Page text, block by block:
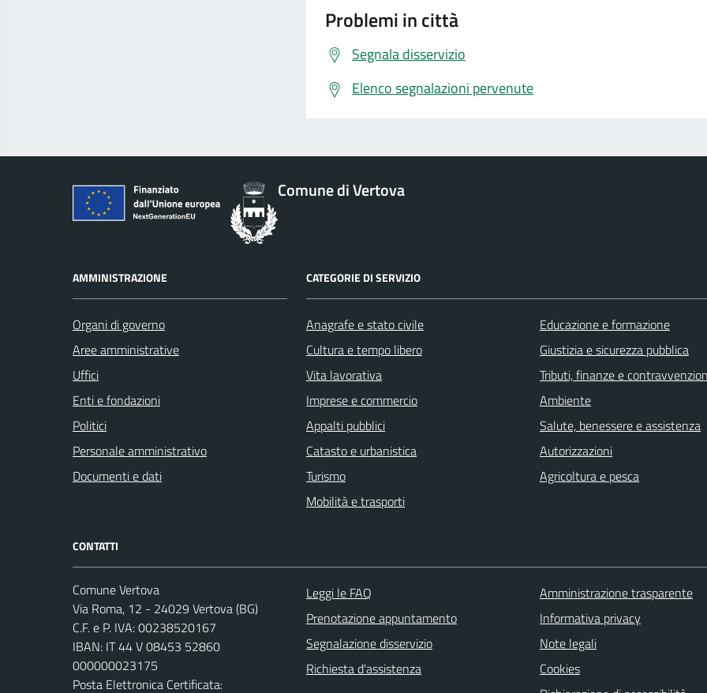
Problemi in città
Segnala disservizio
Elenco segnalazioni pervenute
Comune di Vertova
AMMINISTRAZIONE
Organi di governo
Aree amministrative
Uffici
Enti e fondazioni
Politici
Personale amministrativo
Documenti e dati
CATEGORIE DI SERVIZIO
Anagrafe e stato civile
Cultura e tempo libero
Vita lavorativa
Imprese e commercio
Appalti pubblici
Catasto e urbanistica
Turismo
Mobilità e trasporti
Educazione e formazione
Giustizia e sicurezza pubblica
Tributi, finanze e
Ambiente
Salute, benessere e assistenza
Autorizzazioni
Agricoltura e pesca
CONTATTI
Comune Vertova
Via Roma, 12 - 24029 Vertova (BG)
C.F. e P. IVA: 00238520167
IBAN: IT 44 V 08453 52860
000000023175
Posta Elettronica Certificata:
Leggi le FAQ
Prenotazione appuntamento
Segnalazione disservizio
Richiesta d'assistenza
Amministrazione trasparente
Informativa privacy
Note legali
Cookies